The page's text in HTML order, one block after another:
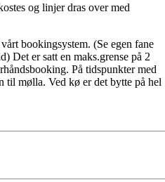
og linjer dras over med
bookingsystem. (Se egen fane
Det er satt en maks.grense på 2
På tidspunkter med
til mølla. Ved kø er det bytte på hel